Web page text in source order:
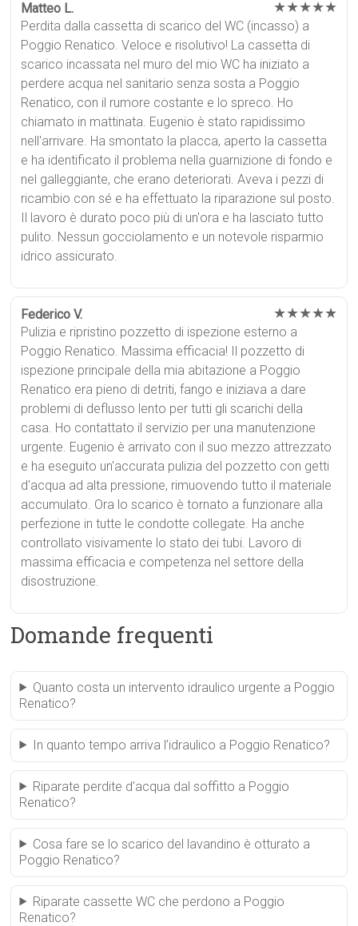
Matteo L. ★★★★★
Perdita dalla cassetta di scarico del WC (incasso) a
Poggio Renatico. Veloce e risolutivo! La cassetta di
scarico incassata nel muro del mio WC ha iniziato a
perdere acqua nel sanitario senza sosta a Poggio
Renatico, con il rumore costante e lo spreco. Ho
chiamato in mattinata. Eugenio è stato rapidissimo
nell'arrivare. Ha smontato la placca, aperto la cassetta
e ha identificato il problema nella guarnizione di fondo e
nel galleggiante, che erano deteriorati. Aveva i pezzi di
ricambio con sé e ha effettuato la riparazione sul posto.
Il lavoro è durato poco più di un'ora e ha lasciato tutto
pulito. Nessun gocciolamento e un notevole risparmio
idrico assicurato.
Federico V. ★★★★★
Pulizia e ripristino pozzetto di ispezione esterno a
Poggio Renatico. Massima efficacia! Il pozzetto di
ispezione principale della mia abitazione a Poggio
Renatico era pieno di detriti, fango e iniziava a dare
problemi di deflusso lento per tutti gli scarichi della
casa. Ho contattato il servizio per una manutenzione
urgente. Eugenio è arrivato con il suo mezzo attrezzato
e ha eseguito un'accurata pulizia del pozzetto con getti
d'acqua ad alta pressione, rimuovendo tutto il materiale
accumulato. Ora lo scarico è tornato a funzionare alla
perfezione in tutte le condotte collegate. Ha anche
controllato visivamente lo stato dei tubi. Lavoro di
massima efficacia e competenza nel settore della
disostruzione.
Domande frequenti
Quanto costa un intervento idraulico urgente a Poggio
Renatico?
In quanto tempo arriva l’idraulico a Poggio Renatico?
Riparate perdite d’acqua dal soffitto a Poggio
Renatico?
Cosa fare se lo scarico del lavandino è otturato a
Poggio Renatico?
Riparate cassette WC che perdono a Poggio
Renatico?